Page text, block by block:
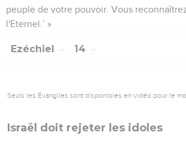
peuple de votre pouvoir. Vous
l'Eternel.’ »
Ezéchiel 14
Seuls les Évangiles sont disponibles en vidéo pour le
Israël doit rejeter les idoles